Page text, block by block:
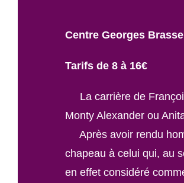
Centre Georges
Tarifs de 8 à 16€
La carrière de
Monty Alexander ou
Après avoir rendu
chapeau à celui qui, au
en effet considéré